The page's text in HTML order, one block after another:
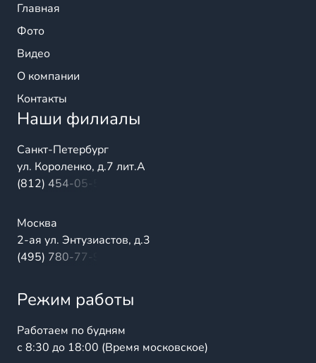
Главная
Фото
Видео
О компании
Контакты
Наши филиалы
Санкт-Петербург
ул. Короленко, д.7 лит.А
(812) 454-05-54
Москва
2-ая ул. Энтузиастов, д.3
(495) 780-77-98
Режим работы
Работаем по будням
с 8:30 до 18:00 (Время московское)